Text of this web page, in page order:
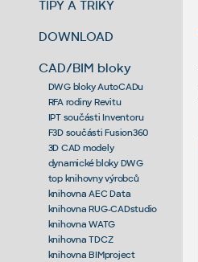
TIPY A TRIKY
DOWNLOAD
CAD/BIM bloky
DWG bloky AutoCADu
RFA rodiny Revitu
IPT součásti Inventoru
F3D součásti Fusion360
3D CAD modely
dynamické bloky DWG
top knihovny výrobců
knihovna AEC Data
knihovna RUG-CADstudio
knihovna WATG
knihovna TDCZ
knihovna BIMproject